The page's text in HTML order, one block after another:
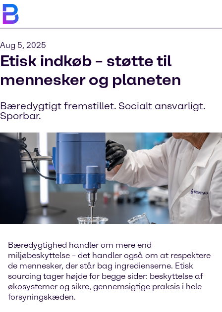
Aug 5, 2025
Etisk indkøb – støtte til
mennesker og planeten
Bæredygtigt fremstillet. Socialt ansvarligt.
Sporbar.
Bæredygtighed handler om mere end
miljøbeskyttelse – det handler også om at respektere
de mennesker, der står bag ingredienserne. Etisk
sourcing tager højde for begge sider: beskyttelse af
økosystemer og sikre, gennemsigtige praksis i hele
forsyningskæden.